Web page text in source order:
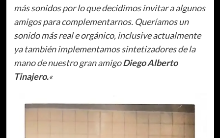
más sonidos por lo que decidimos invitar a algunos
amigos para complementarnos. Queríamos un
sonido más real e orgánico, inclusive actualmente
ya también implementamos sintetizadores de la
mano de nuestro gran amigoDiego Alberto
Tinajero.«